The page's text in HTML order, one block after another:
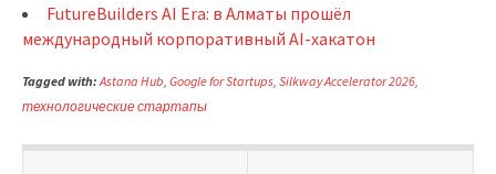
FutureBuilders AI Era: в Алматы прошёл
международный корпоративный AI-хакатон
Tagged with: Astana Hub Google for Startups Silkway Accelerator 2026
технологические стартапы